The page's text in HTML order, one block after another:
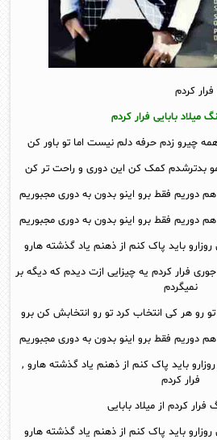
فرار کردم
میلاد بابایی فرار کردم
چیرو زدم حرفه دلم نیست اما تو باور کن
بدترشدم کمک کن این دوری و راحت تر کن
هم دوریم فقط برو اینو بدون به دوری مجبوریم
هم دوریم فقط برو اینو بدون به دوری مجبوریم
روزارو باید پاک کنم از ذهنم یاد گذشته هارو
فرار کردم یه چیزایی ازت دیدم که دیگه بر
نمیگردم
رو هر کی انتخاب کرد تو رو انتخابش کن برو
هم دوریم فقط برو اینو بدون به دوری مجبوریم
روزارو باید پاک کنم از ذهنم یاد گذشته هارو ,
فرار کردم
فرار کردم از میلاد بابایی
روزارو باید پاک کنم از ذهنم یاد گذشته هارو